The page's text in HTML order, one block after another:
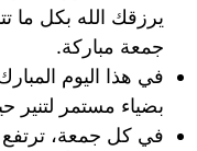
يرزقك الله بكل ما
جمعة مباركة.
في هذا اليوم
بضياء مستمر لتنير
في كل جمعة، ترتفع